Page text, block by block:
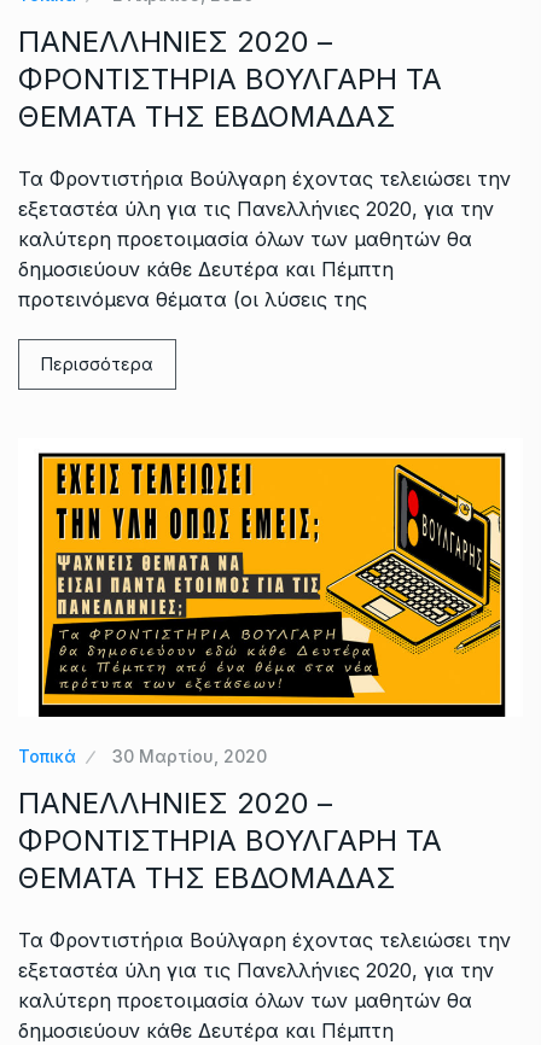
ΠΑΝΕΛΛΗΝΙΕΣ 2020 –
ΦΡΟΝΤΙΣΤΗΡΙΑ ΒΟΥΛΓΑΡΗ ΤΑ
ΘΕΜΑΤΑ ΤΗΣ ΕΒΔΟΜΑΔΑΣ
Τα Φροντιστήρια Βούλγαρη έχοντας τελειώσει την
εξεταστέα ύλη για τις Πανελλήνιες 2020, για την
καλύτερη προετοιμασία όλων των μαθητών θα
δημοσιεύουν κάθε Δευτέρα και Πέμπτη
προτεινόμενα θέματα (οι λύσεις της
Περισσότερα
Τοπικά 30 Μαρτίου, 2020
ΠΑΝΕΛΛΗΝΙΕΣ 2020 –
ΦΡΟΝΤΙΣΤΗΡΙΑ ΒΟΥΛΓΑΡΗ ΤΑ
ΘΕΜΑΤΑ ΤΗΣ ΕΒΔΟΜΑΔΑΣ
Τα Φροντιστήρια Βούλγαρη έχοντας τελειώσει την
εξεταστέα ύλη για τις Πανελλήνιες 2020, για την
καλύτερη προετοιμασία όλων των μαθητών θα
δημοσιεύουν κάθε Δευτέρα και Πέμπτη